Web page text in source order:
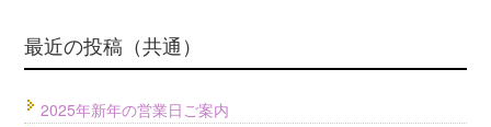
最近の投稿（共通）
2025年新年の営業日ご案内